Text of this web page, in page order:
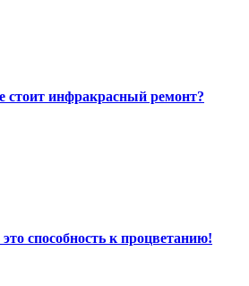
стоит инфракрасный ремонт?
способность к процветанию!